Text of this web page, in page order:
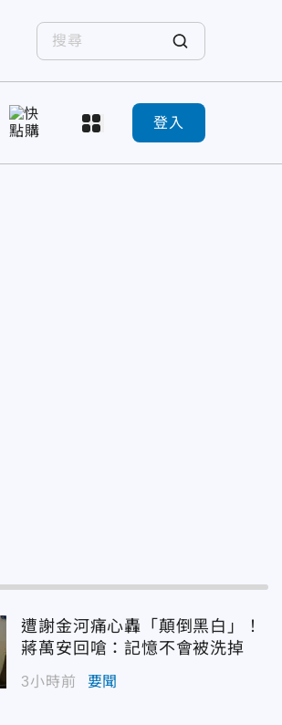
登入
遭謝金河痛心轟「顛倒黑白」！
蔣萬安回嗆：記憶不會被洗掉
3小時前 要聞